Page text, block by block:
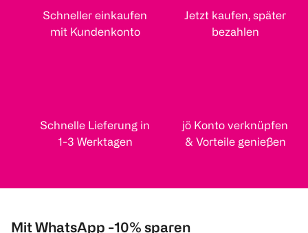
Schneller einkaufen
mit Kundenkonto
Jetzt kaufen, später
bezahlen
Schnelle Lieferung in
1-3 Werktagen
jö Konto verknüpfen
& Vorteile genießen
Mit WhatsApp -10% sparen